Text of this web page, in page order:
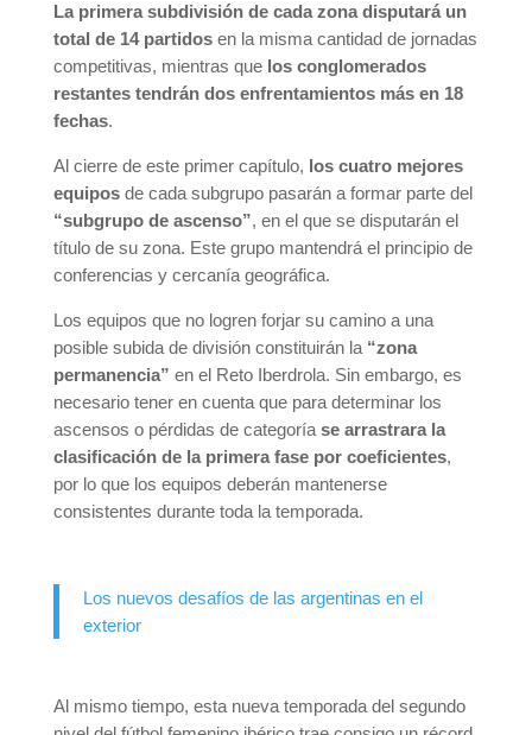
La primera subdivisión de cada zona disputará un
total de 14 partidos en la misma cantidad de jornadas
competitivas, mientras que los conglomerados
restantes tendrán dos enfrentamientos más en 18
fechas.
Al cierre de este primer capítulo, los cuatro mejores
equiposde cada subgrupo pasarán a formar parte del
“subgrupo de ascenso”, en el que se disputarán el
título de su zona. Este grupo mantendrá el principio de
conferencias y cercanía geográfica.
Los equipos que no logren forjar su camino a una
posible subida de división constituirán la “zona
permanencia” en el Reto Iberdrola. Sin embargo, es
necesario tener en cuenta que para determinar los
ascensos o pérdidas de categoríase arrastrara la
clasificación de la primera fase por coeficientes,
por lo que los equipos deberán mantenerse
consistentes durante toda la temporada.
Los nuevos desafíos de las argentinas en el
exterior
Al mismo tiempo, esta nueva temporada del segundo